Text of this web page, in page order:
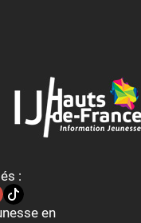
:
en